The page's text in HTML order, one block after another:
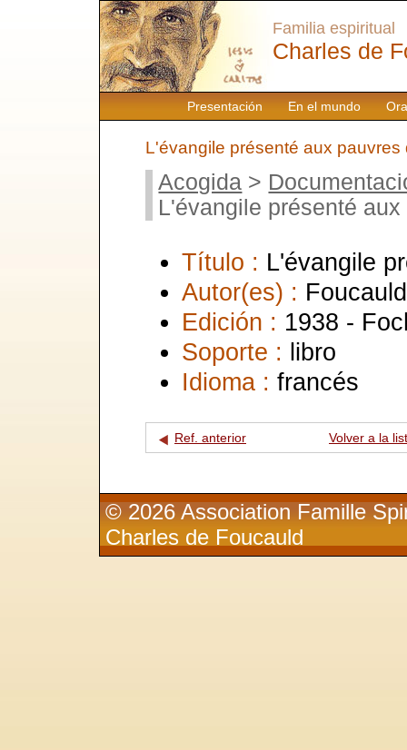
Presentación En el mundo
Familia espiritual
Charles de
L'évangile présenté aux pauvres
Acogida >
L'évangile présenté
Título : L'évangile
Autor(es) :
Edición : 1938 -
Soporte : libro
Idioma : francés
Ref. anterior Volver a la
© 2026 Association Famille
Charles de Foucauld